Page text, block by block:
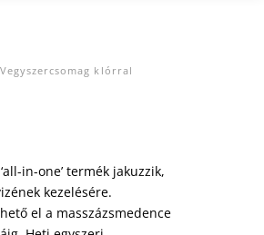
klórral
in-one’ termék jakuzzik,
kezelésére.
el a masszázsmedence